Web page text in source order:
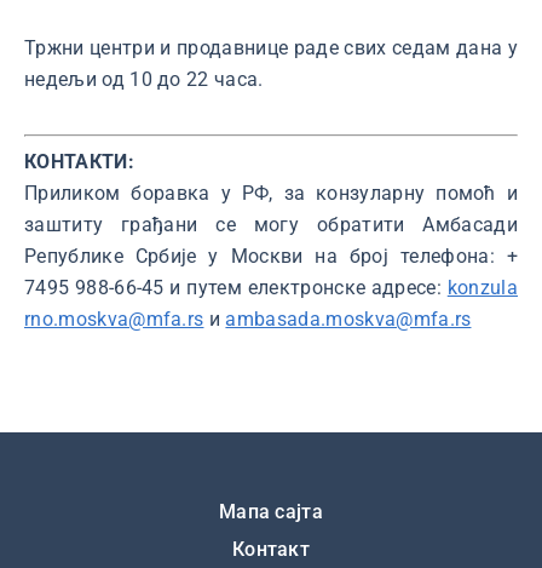
Тржни центри и продавнице раде свих седам дана у
недељи од 10 до 22 часа.
КОНТАКТИ:
Приликом боравка у РФ, за конзуларну помоћ и
заштиту грађани се могу обратити Амбасади
Републике Србије у Москви на број телефона: +
7495 988-66-45 и путем електронске адресе: konzula
rno.moskva@mfa.rs и ambasada.moskva@mfa.rs
Мапа сајта
Контакт